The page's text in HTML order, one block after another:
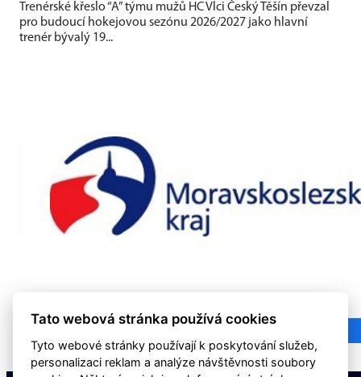
Trenérské křeslo “A” týmu mužů HC Vlci Český Těšín převzal
pro budoucí hokejovou sezónu 2026/2027 jako hlavní
trenér bývalý 19...
Tato webová stránka používá cookies
Tyto webové stránky používají k poskytování služeb,
personalizaci reklam a analýze návštěvnosti soubory